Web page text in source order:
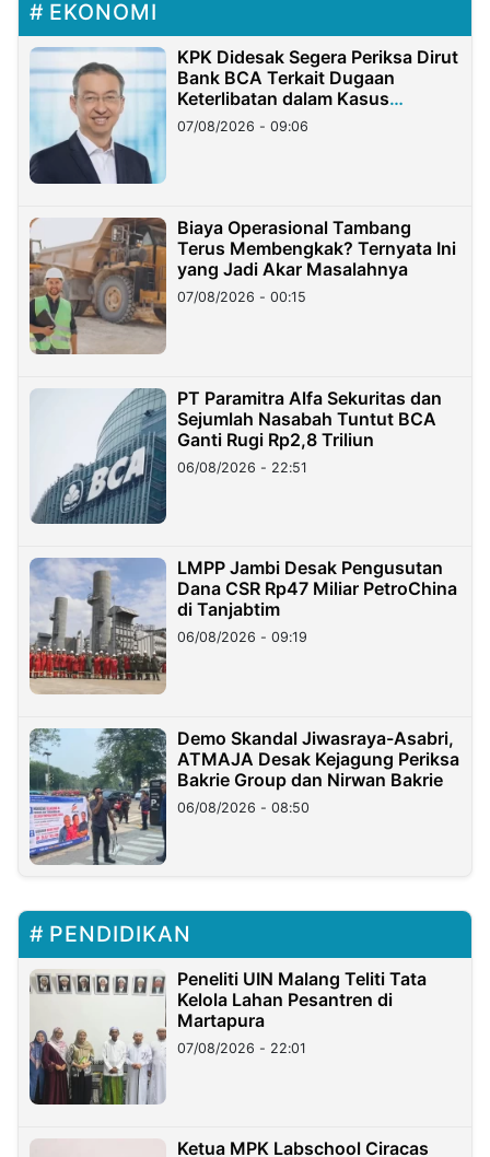
EKONOMI
KPK Didesak Segera Periksa Dirut
Bank BCA Terkait Dugaan
Keterlibatan dalam Kasus
Hilangnya Dana Nasabah Rp2,58
Miliar
07/08/2026 - 09:06
Biaya Operasional Tambang
Terus Membengkak? Ternyata Ini
yang Jadi Akar Masalahnya
07/08/2026 - 00:15
PT Paramitra Alfa Sekuritas dan
Sejumlah Nasabah Tuntut BCA
Ganti Rugi Rp2,8 Triliun
06/08/2026 - 22:51
LMPP Jambi Desak Pengusutan
Dana CSR Rp47 Miliar PetroChina
di Tanjabtim
06/08/2026 - 09:19
Demo Skandal Jiwasraya-Asabri,
ATMAJA Desak Kejagung Periksa
Bakrie Group dan Nirwan Bakrie
06/08/2026 - 08:50
PENDIDIKAN
Peneliti UIN Malang Teliti Tata
Kelola Lahan Pesantren di
Martapura
07/08/2026 - 22:01
Ketua MPK Labschool Ciracas